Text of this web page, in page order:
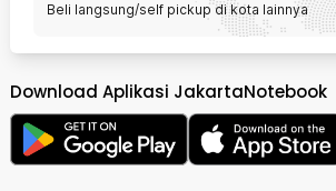
Beli langsung/self pickup di kota lainnya
Download Aplikasi JakartaNotebook